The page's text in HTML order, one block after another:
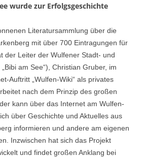
wurde zur Erfolgsgeschichte
Literatursammlung über die
mit über 700 Eintragungen für
der Leiter der Wulfener Stadt- und
am See“), Christian Gruber, im
Auftritt „Wulfen-Wiki“ als privates
nach dem Prinzip des großen
kann über das Internet am Wulfen-
über Geschichte und Aktuelles aus
informieren und andere am eigenen
Inzwischen hat sich das Projekt
und findet großen Anklang bei